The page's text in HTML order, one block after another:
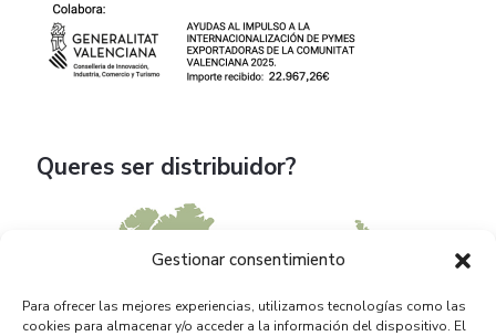
Gestionar consentimiento
Para ofrecer las mejores experiencias, utilizamos tecnologías como las
cookies para almacenar y/o acceder a la información del dispositivo. El
Queres ser distribuidor?